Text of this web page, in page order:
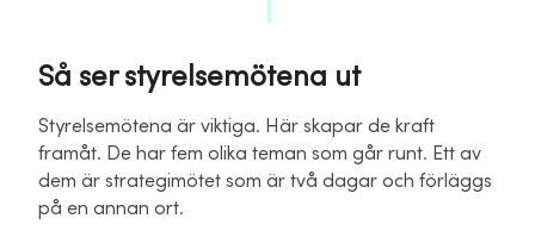
Så ser styrelsemötena ut
Styrelsemötena är viktiga. Här skapar de kraft
framåt. De har fem olika teman som går runt. Ett av
dem är strategimötet som är två dagar och förläggs
på en annan ort.